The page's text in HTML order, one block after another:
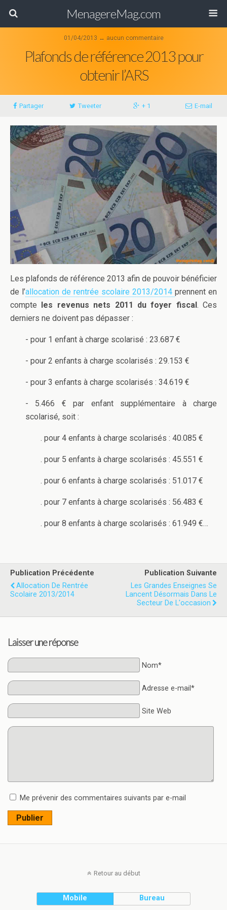
MenagereMag.com
01/04/2013 ↔ aucun commentaire
Plafonds de référence 2013 pour
obtenir l’ARS
Partager Tweeter + 1 E-mail
Les plafonds de référence 2013 afin de pouvoir bénéficier
de l’allocation de rentrée scolaire 2013/2014 prennent en
compte les revenus nets 2011 du foyer fiscal. Ces
derniers ne doivent pas dépasser :
- pour 1 enfant à charge scolarisé : 23.687 €
- pour 2 enfants à charge scolarisés : 29.153 €
- pour 3 enfants à charge scolarisés : 34.619 €
- 5.466 € par enfant supplémentaire à charge
scolarisé, soit :
. pour 4 enfants à charge scolarisés : 40.085 €
. pour 5 enfants à charge scolarisés : 45.551 €
. pour 6 enfants à charge scolarisés : 51.017 €
. pour 7 enfants à charge scolarisés : 56.483 €
. pour 8 enfants à charge scolarisés : 61.949 €…
Publication Précédente
Allocation De Rentrée
Scolaire 2013/2014
Publication Suivante
Les Grandes Enseignes Se
Lancent Désormais Dans Le
Secteur De L'occasion
Laisser une réponse
Nom*
Adresse e-mail*
Site Web
Me prévenir des commentaires suivants par e-mail
Publier
Retour au début
Mobile Bureau